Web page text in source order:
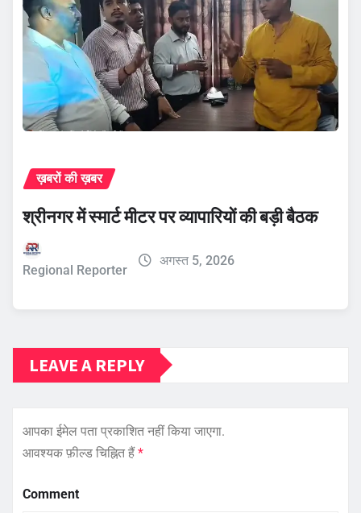
ख़बरों की ख़बर
श्रीनगर में स्मार्ट मीटर पर व्यापारियों की बड़ी बैठक
Regional Reporter
अगस्त 5, 2026
LEAVE A REPLY
आपका ईमेल पता प्रकाशित नहीं किया जाएगा.
आवश्यक फ़ील्ड चिह्नित हैं*
Comment